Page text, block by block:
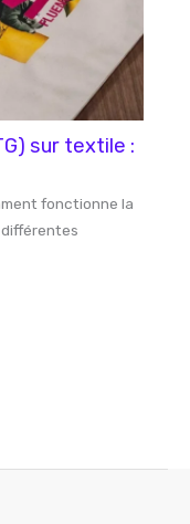
sur textile :
fonctionne la
différentes